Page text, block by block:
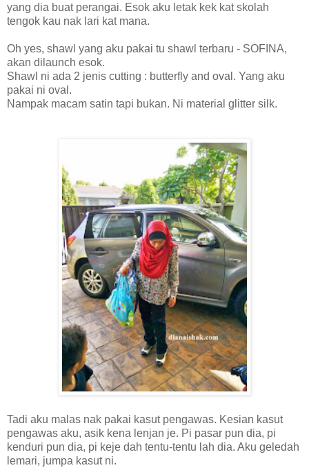
yang dia buat perangai. Esok aku letak kek kat skolah
tengok kau nak lari kat mana.
Oh yes, shawl yang aku pakai tu shawl terbaru - SOFINA,
akan dilaunch esok.
Shawl ni ada 2 jenis cutting : butterfly and oval. Yang aku
pakai ni oval.
Nampak macam satin tapi bukan. Ni material glitter silk.
Tadi aku malas nak pakai kasut pengawas. Kesian kasut
pengawas aku, asik kena lenjan je. Pi pasar pun dia, pi
kenduri pun dia, pi keje dah tentu-tentu lah dia. Aku geledah
lemari, jumpa kasut ni.